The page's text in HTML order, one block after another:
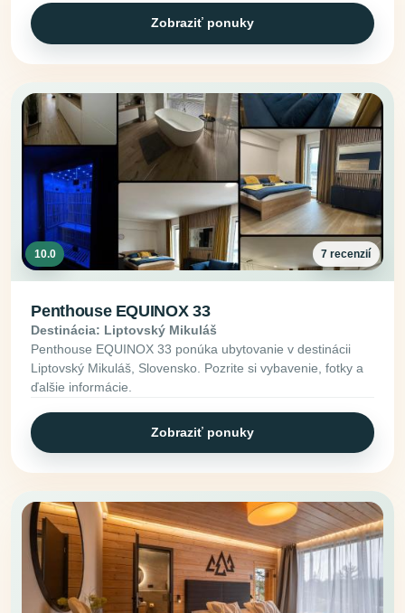
Zobraziť ponuky
10.0 7 recenzií
Penthouse EQUINOX 33
Destinácia: Liptovský Mikuláš
Penthouse EQUINOX 33 ponúka ubytovanie v destinácii
Liptovský Mikuláš, Slovensko. Pozrite si vybavenie, fotky a
ďalšie informácie.
Zobraziť ponuky